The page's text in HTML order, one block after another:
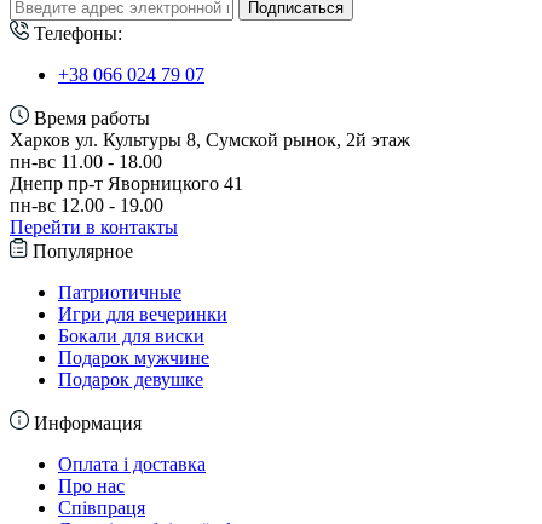
Подписаться
Телефоны:
+38 066 024 79 07
Время работы
Харков ул. Культуры 8, Сумской рынок, 2й этаж
пн-вс 11.00 - 18.00
Днепр пр-т Яворницкого 41
пн-вс 12.00 - 19.00
Перейти в контакты
Популярное
Патриотичные
Игри для вечеринки
Бокали для виски
Подарок мужчине
Подарок девушке
Информация
Оплата і доставка
Про нас
Співпраця